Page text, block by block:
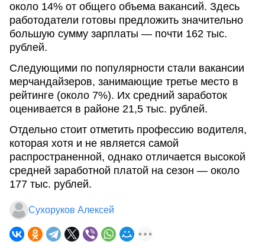
около 14% от общего объема вакансий. Здесь
работодатели готовы предложить значительно
большую сумму зарплаты — почти 162 тыс.
рублей.
Следующими по популярности стали вакансии
мерчандайзеров, занимающие третье место в
рейтинге (около 7%). Их средний заработок
оценивается в районе 21,5 тыс. рублей.
Отдельно стоит отметить профессию водителя,
которая хотя и не является самой
распространенной, однако отличается высокой
средней заработной платой на сезон — около
177 тыс. рублей.
Сухоруков Алексей